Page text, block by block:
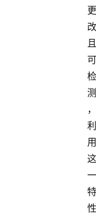
更
改
且
可
检
测
，
利
用
这
一
特
性